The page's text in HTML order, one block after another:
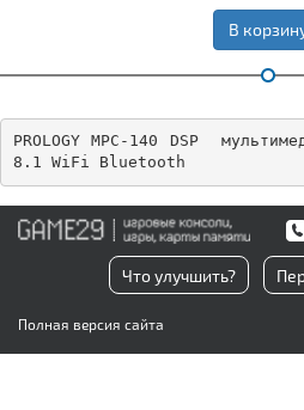
В
PROLOGY MPC-140 DSP
8.1 WiFi Bluetooth
Что улучшить?
Полная версия сайта